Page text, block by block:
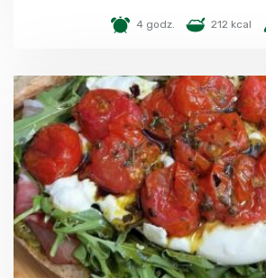
4 godz. 212 kcal